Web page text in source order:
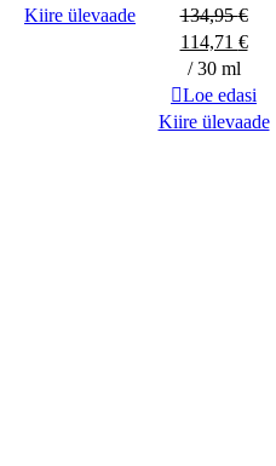
Kiire ülevaade
134,95€
Algne
hind
oli:
134,95 €.
114,71 €
is:
/ 30 ml
Loe edasi
Kiire ülevaade